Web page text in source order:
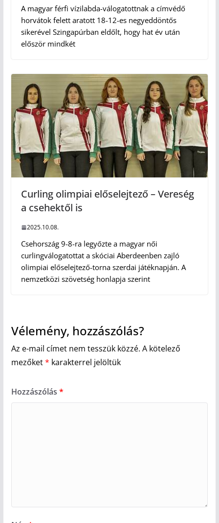
A magyar férfi vízilabda-válogatottnak a címvédő
horvátok felett aratott 18-12-es negyeddöntős
sikerével Szingapúrban eldőlt, hogy hat év után
először mindkét
Curling olimpiai előselejtező – Vereség
a csehektől is
2025.10.08.
Csehország 9-8-ra legyőzte a magyar női
curlingválogatottat a skóciai Aberdeenben zajló
olimpiai előselejtező-torna szerdai játéknapján. A
nemzetközi szövetség honlapja szerint
Vélemény, hozzászólás?
Az e-mail címet nem tesszük közzé. A kötelező
mezőket* karakterrel jelöltük
Hozzászólás *